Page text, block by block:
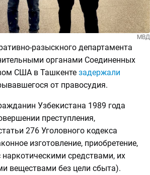
МВД
разыскного департамента
органами Соединенных
США в Ташкенте задержали
от правосудия.
Узбекистана 1989 года
преступления,
276 Уголовного кодекса
изготовление, приобретение,
наркотическими средствами, их
веществами без цели сбыта).